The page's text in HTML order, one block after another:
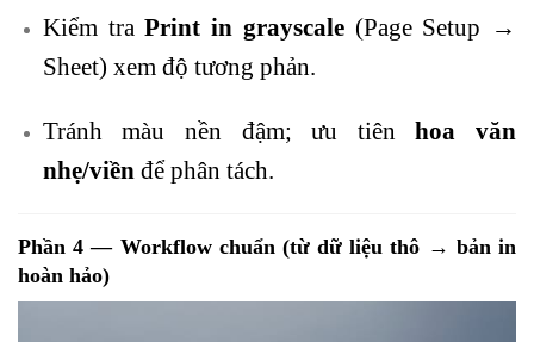
Kiểm traPrint in grayscale(Page Setup →
Sheet) xem độ tương phản.
Tránh màu nền đậm; ưu tiênhoa văn
nhẹ/viền để phân tách.
Phần 4 — Workflow chuẩn (từ dữ liệu thô → bản in
hoàn hảo)